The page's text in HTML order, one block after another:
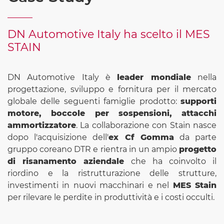
DN Automotive Italy ha scelto il MES
STAIN
DN Automotive Italy è leader mondialenella
progettazione, sviluppo e fornitura per il mercato
globale delle seguenti famiglie prodotto: supporti
motore, boccole per sospensioni, attacchi
ammortizzatore. La collaborazione con Stain nasce
dopo l'acquisizione dell'ex Cf Gomma da parte
gruppo coreano DTR e rientra in un ampio progetto
di risanamento aziendale che ha coinvolto il
riordino e la ristrutturazione delle strutture,
investimenti in nuovi macchinari e nel MES Stain
per rilevare le perdite in produttività e i costi occulti.